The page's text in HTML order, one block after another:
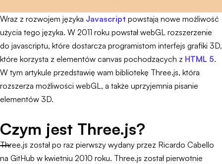
Wraz z rozwojem języka Javascript powstają nowe możliwość
użycia tego języka. W 2011 roku powstał webGL rozszerzenie
do javascriptu, które dostarcza programistom interfejs grafiki 3D,
które korzysta z elementów canvas pochodzących z HTML 5.
W tym artykule przedstawię wam bibliotekę Three.js, która
rozszerza możliwości webGL, a także uprzyjemnia pisanie
elementów 3D.
Czym jest Three.js?
Three.js został po raz pierwszy wydany przez Ricardo Cabello
na GitHub w kwietniu 2010 roku. Three.js został pierwotnie